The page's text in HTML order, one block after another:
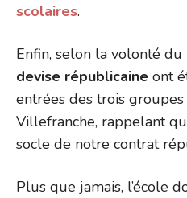
scolaires.
Enfin, selon la volonté du
devise républicaine ont
entrées des trois
Villefranche, rappelant
socle de notre contrat
Plus que jamais, l’école